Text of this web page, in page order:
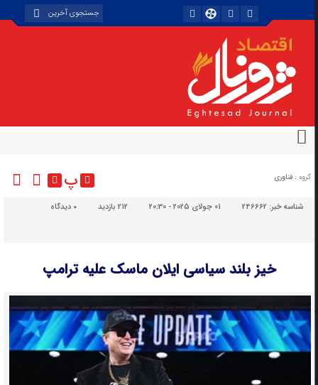
گروه : فناوری پ
شناسه خبر:246662 01 جولای 2025 - 20:30 212 بازدید دیدگاه
خیز بلند سیاسی ایلان ماسک علیه ترامپ